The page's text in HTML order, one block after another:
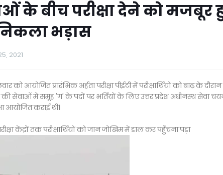
के बीच परीक्षा देने को मजबूर
भड़ास
2021
आयोजित प्रारंभिक अर्हता परीक्षा पीईटी में परीक्षार्थियों को बाढ़ के
की सेवाओं में समूह 'ग' के पदों पर भर्तियों के लिए उत्तर प्रदेश अधीनस्थ सेवा
आयोजित कराई थी।
केंद्रों तक परीक्षार्थियों को जान जोखिम में डाल कर पहुँचना पड़ा